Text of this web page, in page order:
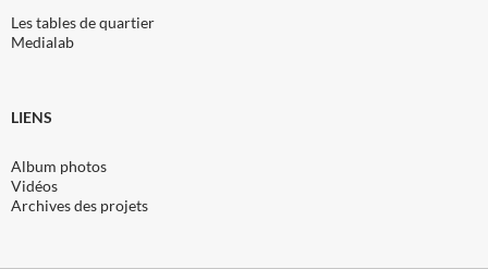
Les tables de quartier
Medialab
LIENS
Album photos
Vidéos
Archives des projets